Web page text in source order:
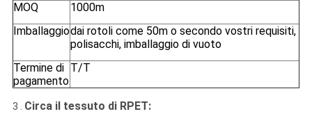
MOQ
1000m
Imballaggiodai rotoli come 50m o secondo vostri requisiti,
polisacchi, imballaggio di vuoto
Termine di
pagamento
T/T
3 . Circa il tessuto di RPET: